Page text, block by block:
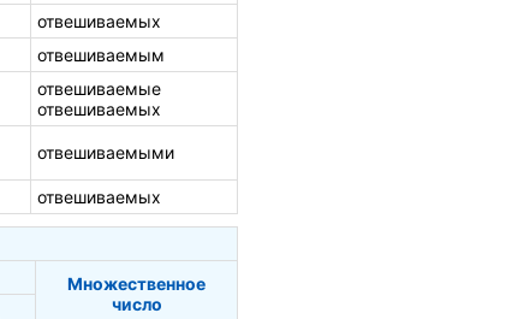
отвешиваемых
отвешиваемым
отвешиваемые
отвешиваемых
отвешиваемыми
отвешиваемых
Множественное
число